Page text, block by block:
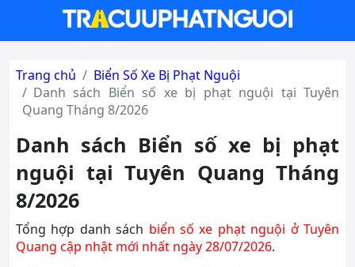
Trang chủ
Biển Số Xe Bị Phạt Nguội
Danh sách Biển số xe bị phạt nguội tại Tuyên
Quang Tháng 8/2026
Danh sách Biển số xe bị phạt
nguội tại Tuyên Quang Tháng
8/2026
Tổng hợp danh sách biển số xe phạt nguội ở Tuyên
Quang cập nhật mới nhất ngày 28/07/2026.